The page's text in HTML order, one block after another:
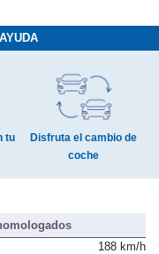
tu
Disfruta el cambio de
coche
188 km/h